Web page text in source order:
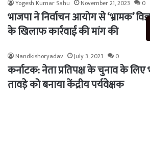
Yogesh Kumar Sahu November 21, 2023 0
भाजपा ने निर्वाचन आयोग से ‘भ्रामक’
के खिलाफ कार्रवाई की मांग की
Nandkishoryadav July 3, 2023 0
कर्नाटक: नेता प्रतिपक्ष के चुनाव के लिए
तावड़े को बनाया केंद्रीय पर्यवेक्षक